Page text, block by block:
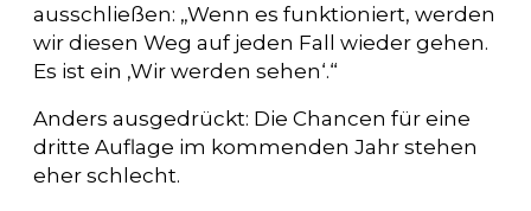
ausschließen: „Wenn es funktioniert, werden
wir diesen Weg auf jeden Fall wieder gehen.
Es ist ein ‚Wir werden sehen‘.“
Anders ausgedrückt: Die Chancen für eine
dritte Auflage im kommenden Jahr stehen
eher schlecht.